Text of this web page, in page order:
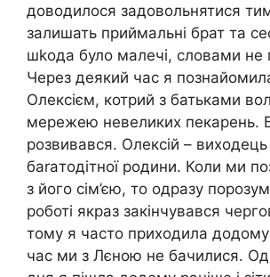
доводилося задовольнятися
залишать приймальні брат та
шkoда було малечі, словами не
Через деякий час я
Олексієм, котрий з батьками
мережею невеликих пекарень.
розвивався. Олексій – виходець
баraтодітної родини. Коли ми
з його сім’єю, то одразу
роботі якраз закінчувався
тому я часто приходила додому
час ми з Лєною не бачилися.